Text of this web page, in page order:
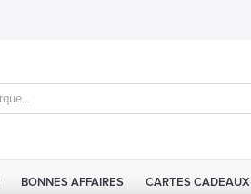
BONNES AFFAIRES CARTES CADEAUX